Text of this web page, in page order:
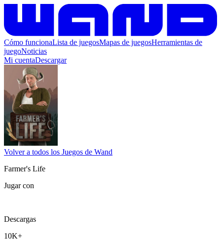
Cómo funcionaLista de juegosMapas de juegosHerramientas de
juegoNoticias
Mi cuentaDescargar
Volver a todos los Juegos de Wand
Farmer's Life
Jugar con
Descargas
10K+